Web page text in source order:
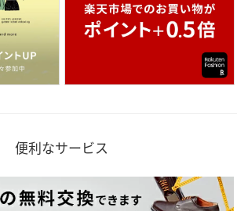
便利なサービス